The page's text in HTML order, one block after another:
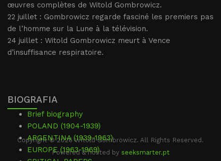
œuvres complètes de Witold Gombrowicz.
22 juillet : Gombrowicz regarde fasciné les premiers pas
de l’homme sur la Lune à la télévision.
24 juillet : Witold Gombrowicz meurt à Vence
d’insuffisance respiratoire.
BIOGRAFIA
Brief biography
POLAND (1904-1939)
ARGENTINA (1939-1963)
EUROPE (1963-1969)
Copyright © 2026 Witold Gombrowicz. All Rights Reserved.
Powered & hosted by seeksmarter.pt